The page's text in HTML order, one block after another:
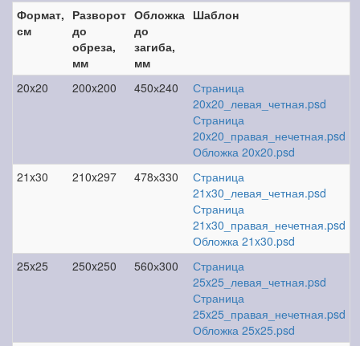
Формат,
см
Разворот
до
обреза,
мм
Обложка
до
загиба,
мм
Шаблон
20x20 200x200 450х240
Страница
20x20_левая_четная.psd
Страница
20x20_правая_нечетная.psd
Обложка 20x20.psd
21x30
210x297 478х330
Страница
21x30_левая_четная.psd
Страница
21x30_правая_нечетная.psd
Обложка 21x30.psd
25x25
250x250 560х300
Страница
25x25_левая_четная.psd
Страница
25x25_правая_нечетная.psd
Обложка 25x25.psd